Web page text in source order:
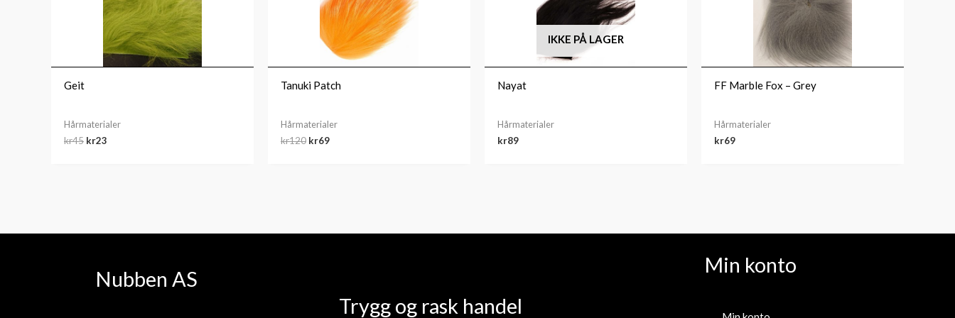
Geit
Hårmaterialer
kr45 kr23
Tanuki Patch
Hårmaterialer
kr120 kr69
IKKE PÅ LAGER
Nayat
Hårmaterialer
kr89
FF Marble Fox – Grey
Hårmaterialer
kr69
Nubben AS
Trygg og rask handel
Min konto